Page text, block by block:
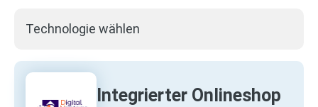
Technologie wählen
Integrierter Onlineshop